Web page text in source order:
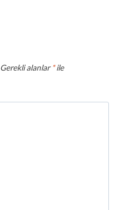
Gerekli alanlar*ile